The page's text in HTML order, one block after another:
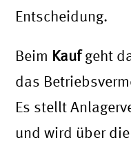
Entscheidung.
Beim Kaufgeht
das
Es stellt
und wird über